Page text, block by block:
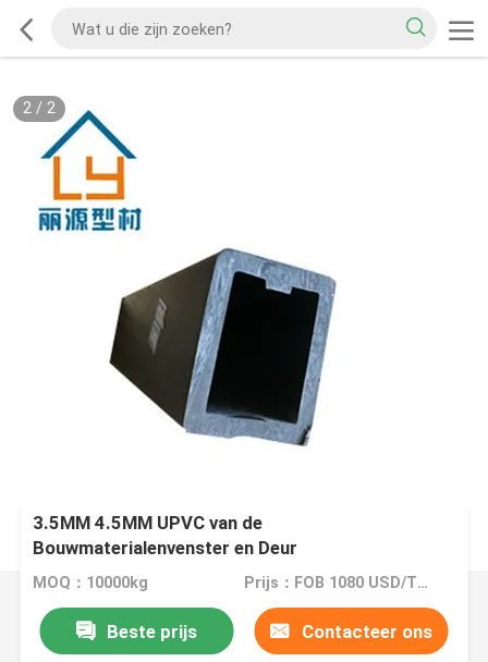
2/ 2
3.5MM 4.5MM UPVC van de
Bouwmaterialenvenster en Deur
Bouwconstructieprofiel
MOQ：10000kg Prijs：FOB 1080 USD/TON
Beste prijs Contacteer ons